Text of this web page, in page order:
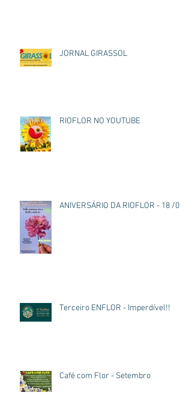
JORNAL GIRASSOL
RIOFLOR NO YOUTUBE
ANIVERSÁRIO DA RIOFLOR - 18 /03
Terceiro ENFLOR - Imperdível!!
Café com Flor - Setembro